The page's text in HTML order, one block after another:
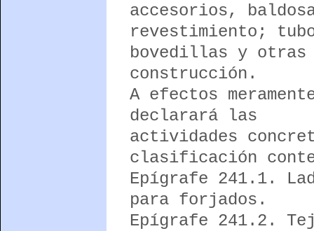
accesorios,
revestimiento;
bovedillas y otras
construcción.
A efectos
declarará las
actividades
clasificación
Epígrafe 241.1.
para forjados.
Epígrafe 241.2.